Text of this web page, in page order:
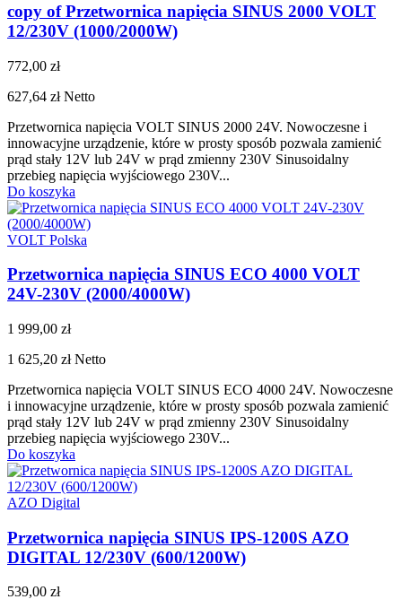
copy of Przetwornica napięcia SINUS 2000 VOLT
12/230V (1000/2000W)
772,00 zł
627,64 złNetto
Przetwornica napięcia VOLT SINUS 2000 24V. Nowoczesne i
innowacyjne urządzenie, które w prosty sposób pozwala zamienić
prąd stały 12V lub 24V w prąd zmienny 230V Sinusoidalny
przebieg napięcia wyjściowego 230V...
Do koszyka
VOLT Polska
Przetwornica napięcia SINUS ECO 4000 VOLT
24V-230V (2000/4000W)
1 999,00 zł
1 625,20 złNetto
Przetwornica napięcia VOLT SINUS ECO 4000 24V. Nowoczesne
i innowacyjne urządzenie, które w prosty sposób pozwala zamienić
prąd stały 12V lub 24V w prąd zmienny 230V Sinusoidalny
przebieg napięcia wyjściowego 230V...
Do koszyka
AZO Digital
Przetwornica napięcia SINUS IPS-1200S AZO
DIGITAL 12/230V (600/1200W)
539,00 zł